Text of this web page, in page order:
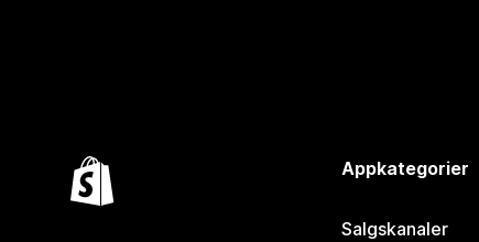
Appkategorier
Salgskanaler